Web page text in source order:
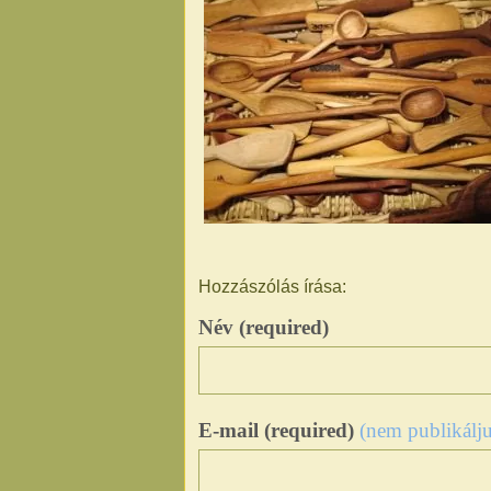
Hozzászólás írása:
Név (required)
E-mail (required) (nem